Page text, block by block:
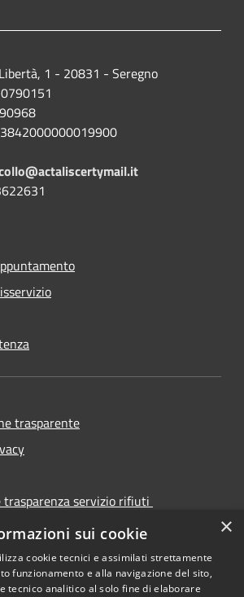
1 - 20831 - Seregno
trasparente
trasparenza servizio rifiuti
accessibilità
×
sui cookie
cookie tecnici e assimilati strettamente
funzionamento e alla navigazione del sito,
tecnico analitico al solo fine di elaborare